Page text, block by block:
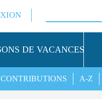
DE VACANCES
A-Z
CONTRIBUTIONS